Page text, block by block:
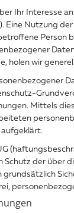
Ihr Interesse
Eine Nutzung
Person
holen wir
Mittels
Schutz der über